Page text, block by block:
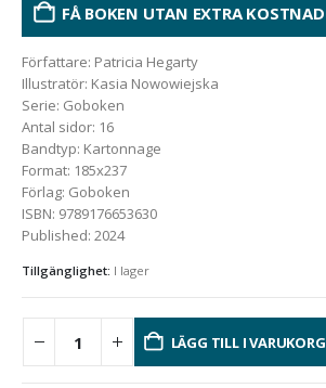
FÅ BOKEN UTAN EXTRA KOSTNAD
Författare: Patricia Hegarty
Illustratör: Kasia Nowowiejska
Serie: Goboken
Antal sidor: 16
Bandtyp: Kartonnage
Format: 185x237
Förlag: Goboken
ISBN: 9789176653630
Published: 2024
Tillgänglighet: I lager
LÄGG TILL I VARUKORG